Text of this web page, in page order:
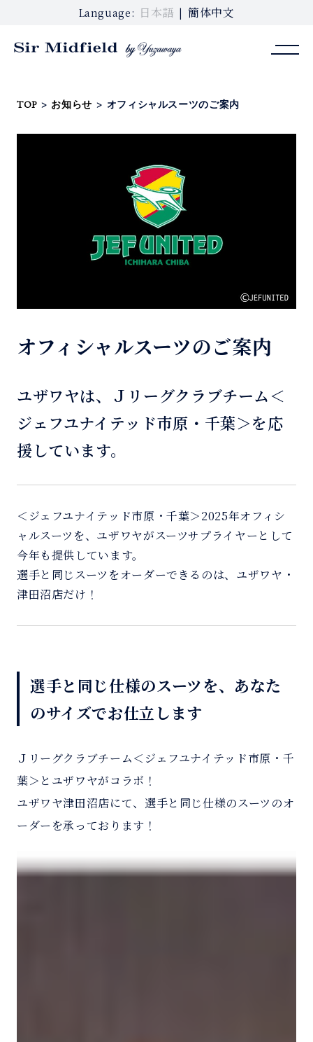
Language: 日本語 簡体中文
TOP > お知らせ > オフィシャルスーツのご案内
オフィシャルスーツのご案内
ユザワヤは、Ｊリーグクラブチーム＜
ジェフユナイテッド市原・千葉＞を応
援しています。
＜ジェフユナイテッド市原・千葉＞2025年オフィシ
ャルスーツを、ユザワヤがスーツサプライヤーとして
今年も提供しています。
選手と同じスーツをオーダーできるのは、ユザワヤ・
津田沼店だけ！
選手と同じ仕様のスーツを、あなた
のサイズでお仕立します
Ｊリーグクラブチーム＜ジェフユナイテッド市原・千
葉＞とユザワヤがコラボ！
ユザワヤ津田沼店にて、選手と同じ仕様のスーツのオ
ーダーを承っております！